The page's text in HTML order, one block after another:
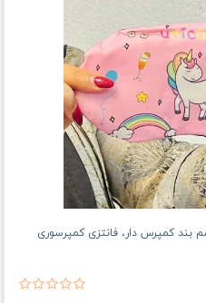
کمپرس دار، فانتزی کمپرسوری